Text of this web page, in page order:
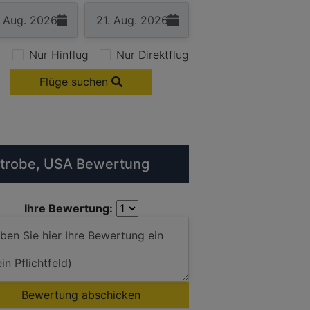
Nur Hinflug
Nur Direktflug
Flüge suchen
USA Bewertung
Ihre Bewertung:
Bewertung abschicken